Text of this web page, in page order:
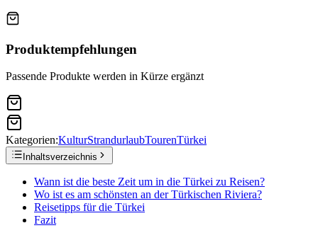
Produktempfehlungen
Passende Produkte werden in Kürze ergänzt
Kategorien:KulturStrandurlaubTourenTürkei
Inhaltsverzeichnis
Wann ist die beste Zeit um in die Türkei zu Reisen?
Wo ist es am schönsten an der Türkischen Riviera?
Reisetipps für die Türkei
Fazit